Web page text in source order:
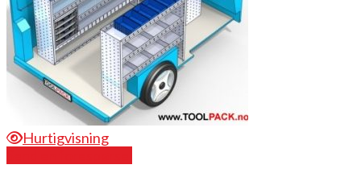
Hurtigvisning